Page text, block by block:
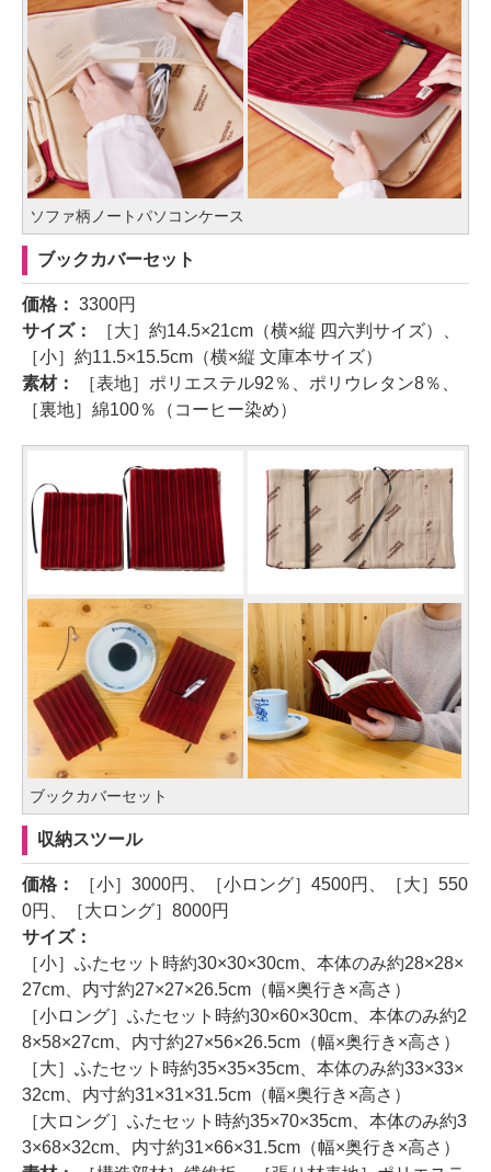
ソファ柄ノートパソコンケース
ブックカバーセット
価格： 3300円
サイズ：
［大］約14.5×21cm（横×縦 四六判サイズ）、
［小］約11.5×15.5cm（横×縦 文庫本サイズ）
素材：
［表地］ポリエステル92％、ポリウレタン8％、
［裏地］綿100％（コーヒー染め）
ブックカバーセット
収納スツール
価格：
［小］3000円、［小ロング］4500円、［大］550
0円、［大ロング］8000円
サイズ：
［小］ふたセット時約30×30×30cm、本体のみ約28×28×
27cm、内寸約27×27×26.5cm（幅×奥行き×高さ）
［小ロング］ふたセット時約30×60×30cm、本体のみ約2
8×58×27cm、内寸約27×56×26.5cm（幅×奥行き×高さ）
［大］ふたセット時約35×35×35cm、本体のみ約33×33×
32cm、内寸約31×31×31.5cm（幅×奥行き×高さ）
［大ロング］ふたセット時約35×70×35cm、本体のみ約3
3×68×32cm、内寸約31×66×31.5cm（幅×奥行き×高さ）